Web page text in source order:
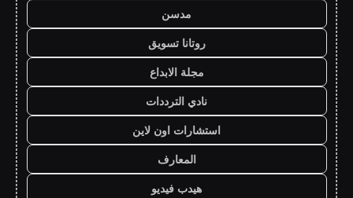
مدسن
روتانا تسويق
مجلة الابداع
نادي الترددات
استشارات اون لاين
المعارف
هيدب فيديو